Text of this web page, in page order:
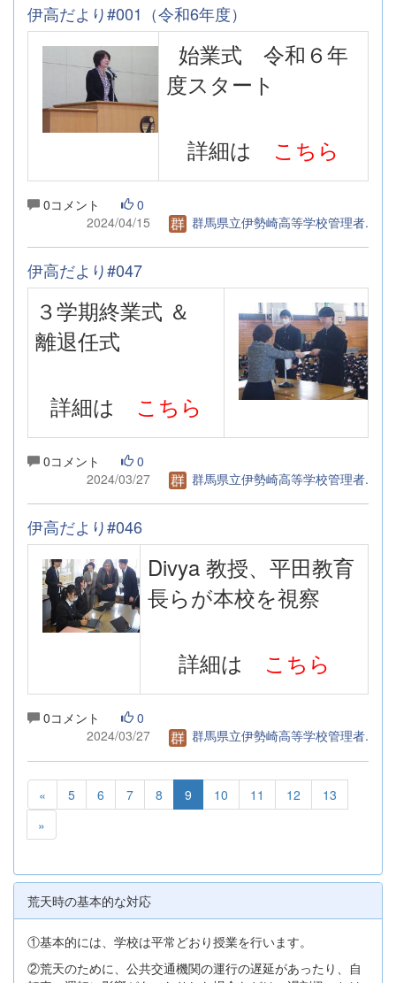
伊高だより#001（令和6年度）
始業式 令和６年
度スタート
詳細は こちら
0コメント
0
2024/04/15
群馬県立伊勢崎高等学校管理者.
伊高だより#047
３学期終業式 ＆
離退任式
詳細は こちら
0コメント
0
2024/03/27
群馬県立伊勢崎高等学校管理者.
伊高だより#046
Divya 教授、平田教育
長らが本校を視察
詳細は こちら
0コメント
0
2024/03/27
群馬県立伊勢崎高等学校管理者.
« 5 6 7 8 9 10 11 12
13
»
荒天時の基本的な対応
①基本的には、学校は平常どおり授業を行います。
②荒天のために、公共交通機関の運行の遅延があったり、自